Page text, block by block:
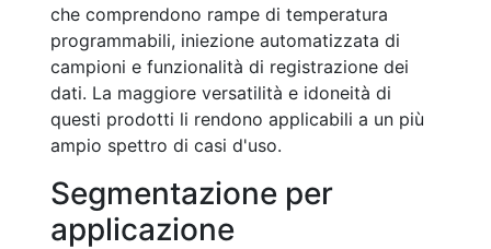
che comprendono rampe di temperatura
programmabili, iniezione automatizzata di
campioni e funzionalità di registrazione dei
dati. La maggiore versatilità e idoneità di
questi prodotti li rendono applicabili a un più
ampio spettro di casi d'uso.
Segmentazione per
applicazione